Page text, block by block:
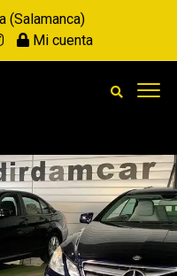
(Salamanca)
Mi cuenta